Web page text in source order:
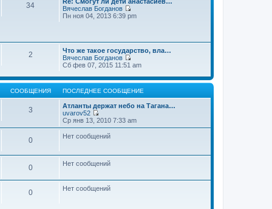
е
н
и
о
о
б
н
и
ю
с
л
е
м
у
с
о
б
щ
е
н
и
ю
и
п
д
е
м
у
с
о
о
щ
е
34
Вячеслав Богданов
П
й
т
к
о
с
л
д
е
м
е
Пн ноя 04, 2013 6:39 pm
2
Что же такое государство, вла…
Вячеслав Богданов
П
р
е
й
т
и
п
о
д
м
Сб фев 07, 2015 11:51 am
СООБЩЕНИЯ ПОСЛЕДНЕЕ СООБЩЕНИЕ
3
Атланты держат небо на Тагана…
uvarov52
П
е
р
е
т
и
с
Ср янв 13, 2010 7:33 am
0 Нет сообщений
0 Нет сообщений
0 Нет сообщений